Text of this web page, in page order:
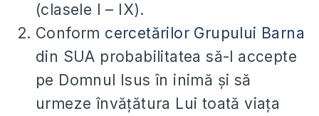
(clasele I – IX).
Conform cercetărilor Grupului Barna
din SUA probabilitatea să-l accepte
pe Domnul Isus în inimă şi să
urmeze învăţătura Lui toată viaţa